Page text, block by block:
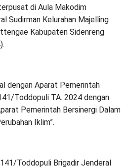
di Aula Makodim
Sudirman Kelurahan Majelling
Kabupaten Sidenreng
dengan Aparat Pemerintah
Toddopuli TA. 2024 dengan
Pemerintah Bersinergi Dalam
Iklim”.
Toddopuli Brigadir Jenderal